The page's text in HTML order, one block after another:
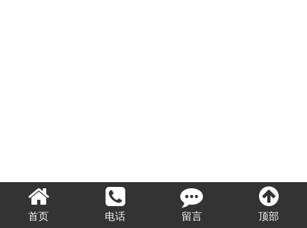
首页 电话 留言 顶部